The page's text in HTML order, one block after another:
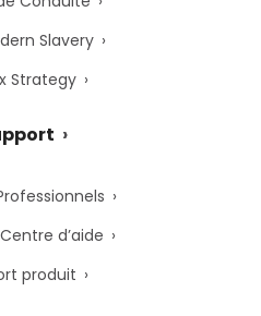
Slavery
Strategy
d’aide
produit